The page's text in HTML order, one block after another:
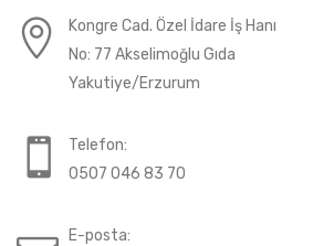
Kongre Cad. Özel İdare İş Hanı
No: 77 Akselimoğlu Gıda
Yakutiye/Erzurum
Telefon:
0507 046 83 70
E-posta: